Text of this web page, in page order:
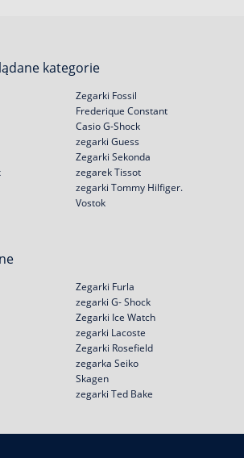
kategorie
Zegarki Fossil
Frederique Constant
Casio G-Shock
zegarki Guess
Zegarki Sekonda
zegarek Tissot
zegarki Tommy Hilfiger.
Vostok
Zegarki Furla
zegarki G- Shock
Zegarki Ice Watch
zegarki Lacoste
Zegarki Rosefield
zegarka Seiko
Skagen
zegarki Ted Bake